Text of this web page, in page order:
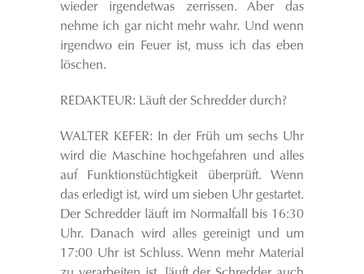
wieder irgendetwas zerrissen. Aber das
nehme ich gar nicht mehr wahr. Und wenn
irgendwo ein Feuer ist, muss ich das eben
löschen.
REDAKTEUR: Läuft der Schredder durch?
WALTER KEFER: In der Früh um sechs Uhr
wird die Maschine hochgefahren und alles
auf Funktionstüchtigkeit überprüft. Wenn
das erledigt ist, wird um sieben Uhr gestartet.
Der Schredder läuft im Normalfall bis 16:30
Uhr. Danach wird alles gereinigt und um
17:00 Uhr ist Schluss. Wenn mehr Material